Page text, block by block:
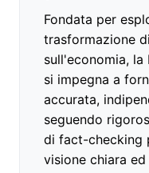
Fondata per
trasformazione
sull'economia,
si impegna a
accurata,
seguendo
di fact-checking
visione chiara